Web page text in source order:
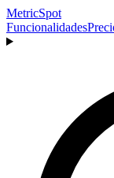
MetricSpot
Funcionalidades